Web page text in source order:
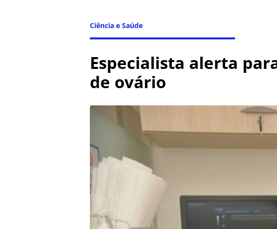
Ciência e Saúde
Especialista alerta
de ovário